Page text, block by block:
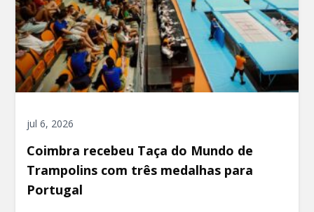
jul 6, 2026
Coimbra recebeu Taça do Mundo de
Trampolins com três medalhas para
Portugal